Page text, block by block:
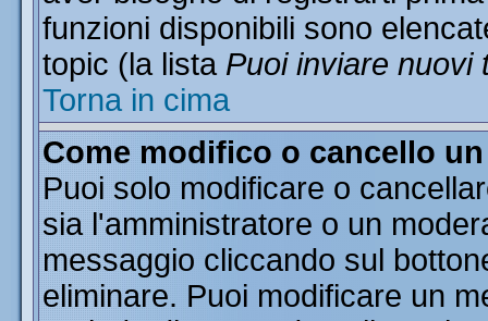
funzioni disponibili sono
topic (la lista Puoi inviare nuovi
Torna in cima
Come modifico o cancello
Puoi solo modificare o
sia l'amministratore o un
messaggio cliccando sul
eliminare. Puoi modificare un